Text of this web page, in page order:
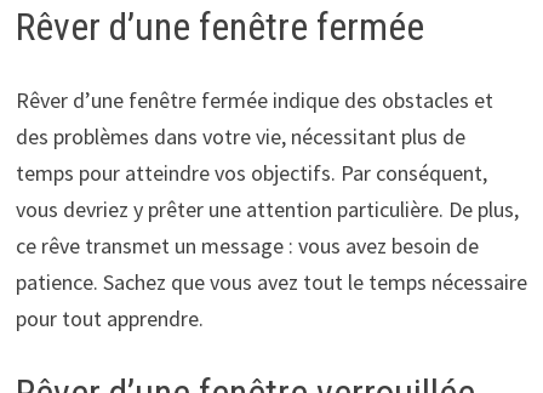
Rêver d’une fenêtre fermée
Rêver d’une fenêtre fermée indique des obstacles et
des problèmes dans votre vie, nécessitant plus de
temps pour atteindre vos objectifs. Par conséquent,
vous devriez y prêter une attention particulière. De plus,
ce rêve transmet un message : vous avez besoin de
patience. Sachez que vous avez tout le temps nécessaire
pour tout apprendre.